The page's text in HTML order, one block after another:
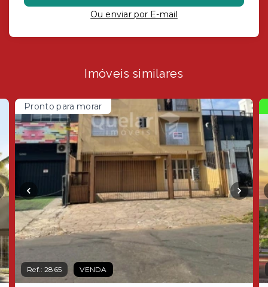
Ou enviar por E-mail
Imóveis similares
Pronto para morar
Ref.:2865 VENDA